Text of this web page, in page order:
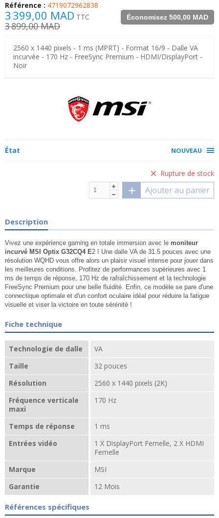
Référence : 4719072962838
Économisez 500,00 MAD
3 399,00 MAD TTC
3 899,00 MAD
2560 x 1440 pixels - 1 ms (MPRT) - Format 16/9 - Dalle VA
incurvée - 170 Hz - FreeSync Premium - HDMI/DisplayPort -
Noir
État NOUVEAU
Rupture de stock
Ajouter au panier
Description
Vivez une expérience gaming en totale immersion avec le moniteur
incurvé MSI Optix G32CQ4 E2 ! Une dalle VA de 31.5 pouces avec une
résolution WQHD vous offre alors un plaisir visuel intense pour jouer dans
les meilleures conditions. Profitez de performances supérieures avec 1
ms de temps de réponse, 170 Hz de rafraîchissement et la technologie
FreeSync Premium pour une belle fluidité. Enfin, ce modèle se pare d'une
connectique optimale et d'un confort oculaire idéal pour réduire la fatigue
visuelle et viser la victoire en toute sérénité !
Fiche technique
Technologie de dalle
VA
Taille
32 pouces
Résolution
2560 x 1440 pixels (2K)
Fréquence verticale
maxi
170 Hz
Temps de réponse
1 ms
Entrées vidéo
1 X DisplayPort Femelle, 2 X HDMI
Femelle
Marque
MSI
Garantie
12 Mois
Références spécifiques